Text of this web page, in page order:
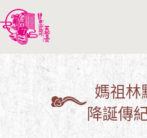
至
主
容
媽祖林
降誕傳